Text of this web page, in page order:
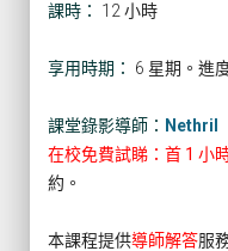
課時： 12 小時
享用時期： 6 星期。進
課堂錄影導師： Nethril
在校免費試睇：首 1 小
約。
本課程提供導師解答服